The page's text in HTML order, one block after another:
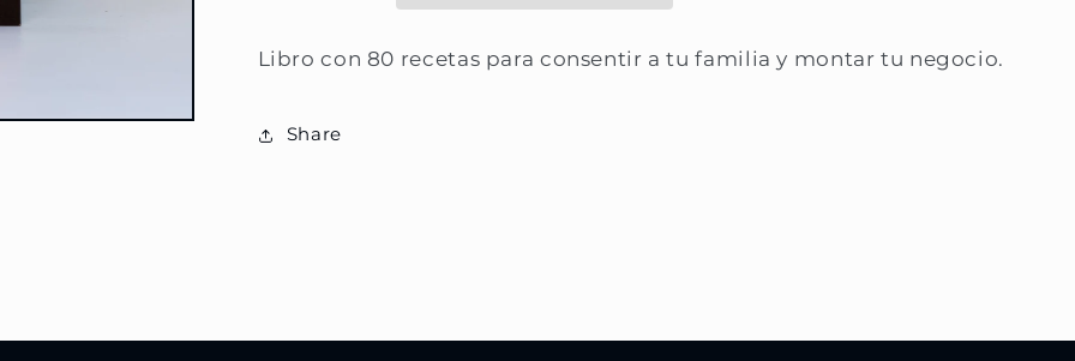
Libro con 80 recetas para consentir a tu familia y montar tu negocio.
Share